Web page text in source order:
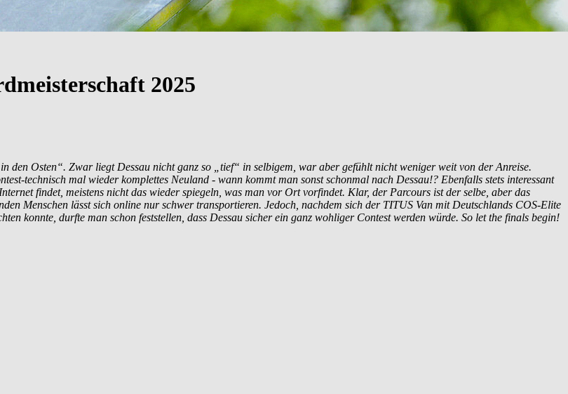
2025
den Osten“. Zwar liegt Dessau nicht ganz so „tief“ in selbigem, war aber gefühlt nicht weniger weit von der Anreise.
technisch mal wieder komplettes Neuland - wann kommt man sonst schonmal nach Dessau!? Ebenfalls stets interessant
findet, meistens nicht das wieder spiegeln, was man vor Ort vorfindet. Klar, der Parcours ist der selbe, aber das
Menschen lässt sich online nur schwer transportieren. Jedoch, nachdem sich der TITUS Van mit Deutschlands COS-Elite
konnte, durfte man schon feststellen, dass Dessau sicher ein ganz wohliger Contest werden würde. So let the finals begin!